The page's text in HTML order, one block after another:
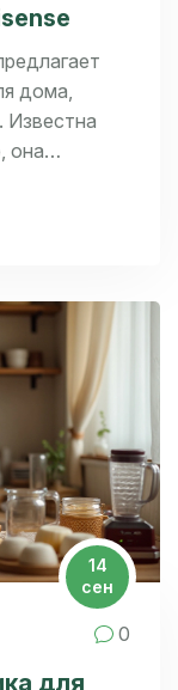
дома,
Известна
она
по
а
что
и почему
на
14
сен
0
для